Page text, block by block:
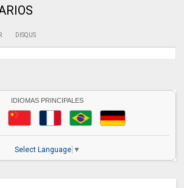
DISQUS
IDIOMAS PRINCIPALES
Select Language ▼